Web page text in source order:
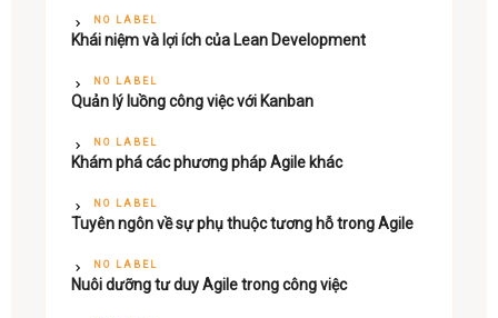
NO LABEL
Khái niệm và lợi ích của Lean Development
NO LABEL
Quản lý luồng công việc với Kanban
NO LABEL
Khám phá các phương pháp Agile khác
NO LABEL
Tuyên ngôn về sự phụ thuộc tương hỗ trong Agile
NO LABEL
Nuôi dưỡng tư duy Agile trong công việc